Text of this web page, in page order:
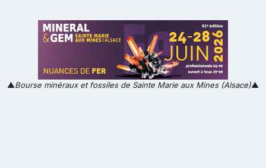
▲Bourse minéraux et fossiles de Sainte Marie aux Mines (Alsace)▲